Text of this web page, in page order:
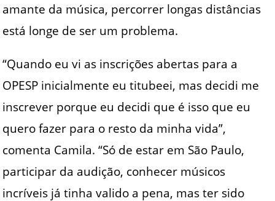
amante da música, percorrer longas distâncias
está longe de ser um problema.
“Quando eu vi as inscrições abertas para a
OPESP inicialmente eu titubeei, mas decidi me
inscrever porque eu decidi que é isso que eu
quero fazer para o resto da minha vida”,
comenta Camila. “Só de estar em São Paulo,
participar da audição, conhecer músicos
incríveis já tinha valido a pena, mas ter sido